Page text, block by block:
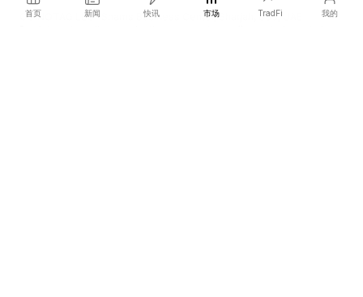
首页 新闻 快讯 市场 TradFi 我的
COINOTAG LLC · Shams Business Center, Sharjah, 839, UAE